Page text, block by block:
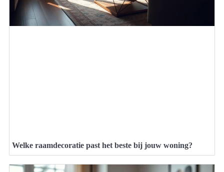
Welke raamdecoratie past het beste bij jouw woning?